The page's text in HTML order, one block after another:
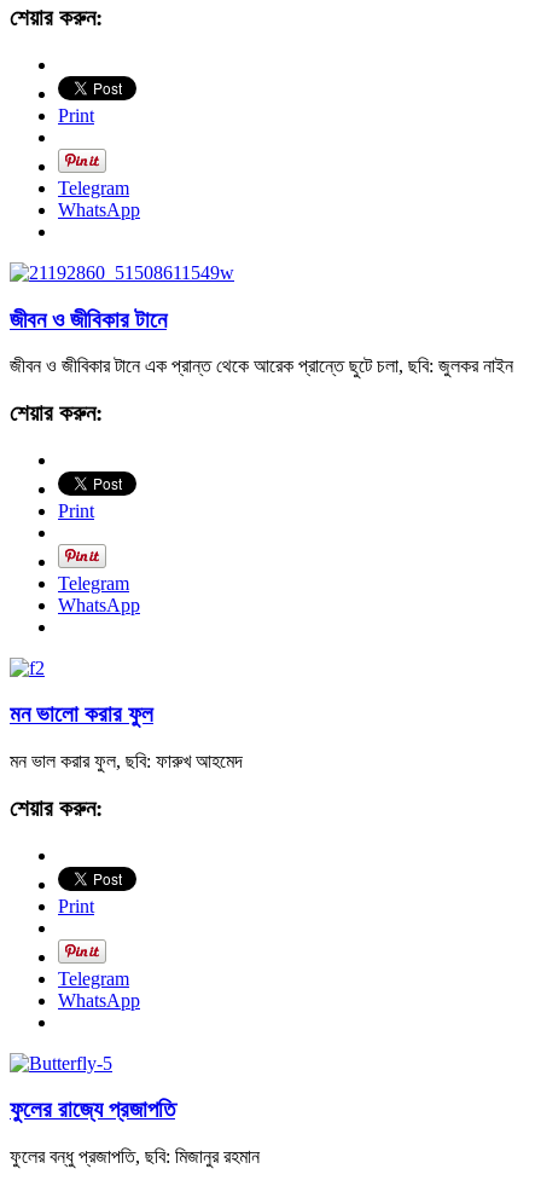
শেয়ার করুন:
Print
Telegram
WhatsApp
জীবন ও জীবিকার টানে
জীবন ও জীবিকার টানে এক প্রান্ত থেকে আরেক প্রান্তে ছুটে চলা, ছবি: জুলকর নাইন
শেয়ার করুন:
Print
Telegram
WhatsApp
মন ভালো করার ফুল
মন ভাল করার ফুল, ছবি: ফারুখ আহমেদ
শেয়ার করুন:
Print
Telegram
WhatsApp
ফুলের রাজ্যে প্রজাপতি
ফুলের বন্ধু প্রজাপতি, ছবি: মিজানুর রহমান